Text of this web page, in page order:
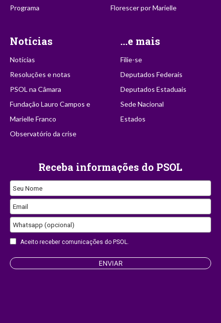
Programa
Florescer por Marielle
Notícias
Notícias
Resoluções e notas
PSOL na Câmara
Fundação Lauro Campos e
Marielle Franco
Observatório da crise
...e mais
Filie-se
Deputados Federais
Deputados Estaduais
Sede Nacional
Estados
Receba informações do PSOL
Seu Nome
Phone
Number
Email
Whatsapp (opcional)
Aceito receber comunicações do PSOL.
ENVIAR